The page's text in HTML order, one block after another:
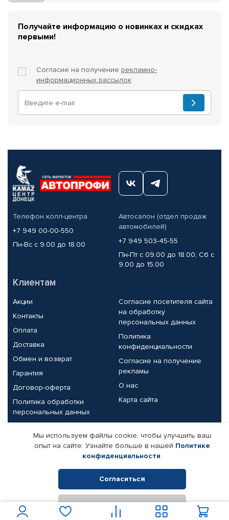
Получайте информацию о новинках и скидках
первыми!
Согласие на получение рекламно-
информационных рассылок
Телефон колл-центра
+7 949 00-00-550
Пн-Вс с 9.00 до 18.00
Автосалон (отдел продаж
автомобилей)
+7 949 503-45-55
Пн-Пт с 09.00 до 18.00, Сб с
9.00 до 15.00
Клиентам
Акции
Контакты
Оплата
Доставка
Обмен и возврат
Гарантия
Договор-оферта
Политика обработки
персональных данных
Согласие посетителя сайта
на обработку
персональных данных
Политика
конфиденциальности
Согласие на получение
рекламы
О нас
Карта сайта
Партнерам
Корпоративным клиентам
Поставщикам
Реквизиты компании
© КАМАЗ ЦЕНТР ДОНЕЦК, 2015-2026. Все права защищены.
Интернет-магазин автомобильных товаров Автопрофи.
Мы используем файлы cookie, чтобы улучшить ваш
опыт на сайте. Узнайте больше в нашей Политике
конфиденциальности.
Согласиться
Отклонить